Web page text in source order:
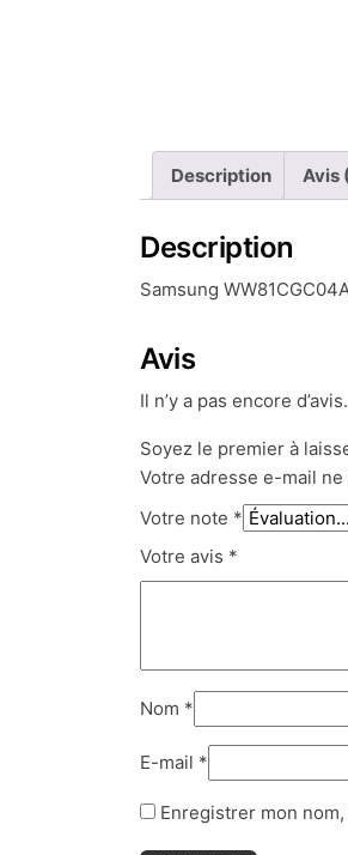
Description Avis
Description
Samsung
Avis
Il n’y a pas encore d’avis.
Soyez le premier à
Votre adresse e-mail
Votre note *
Votre avis *
Nom *
E-mail *
Enregistrer mon